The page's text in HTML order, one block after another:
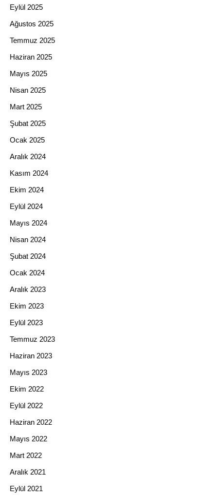
Eylül 2025
Ağustos 2025
Temmuz 2025
Haziran 2025
Mayıs 2025
Nisan 2025
Mart 2025
Şubat 2025
Ocak 2025
Aralık 2024
Kasım 2024
Ekim 2024
Eylül 2024
Mayıs 2024
Nisan 2024
Şubat 2024
Ocak 2024
Aralık 2023
Ekim 2023
Eylül 2023
Temmuz 2023
Haziran 2023
Mayıs 2023
Ekim 2022
Eylül 2022
Haziran 2022
Mayıs 2022
Mart 2022
Aralık 2021
Eylül 2021